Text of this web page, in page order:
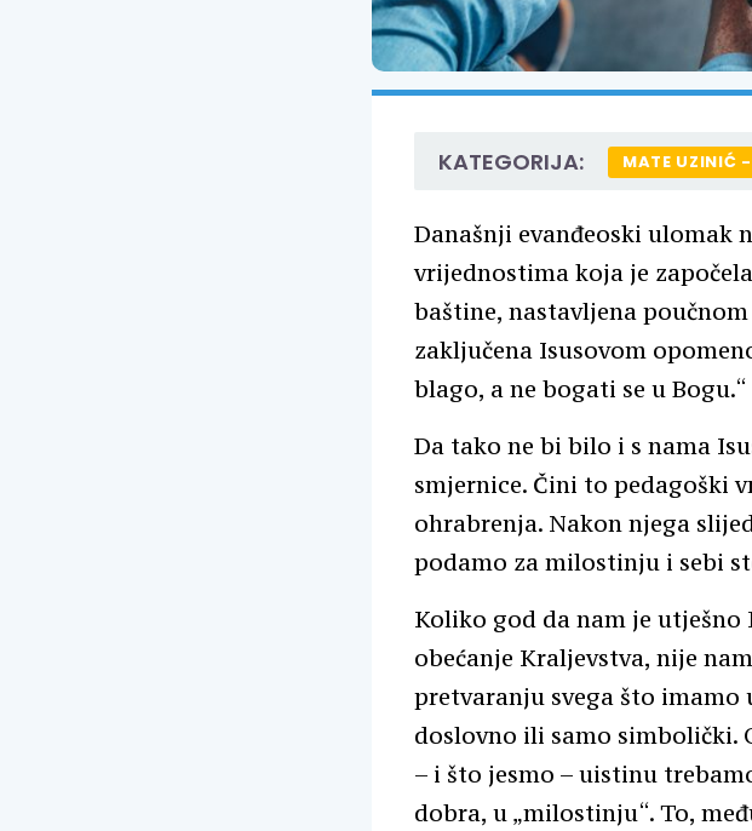
KATEGORIJA: MATE UZINIĆ
Današnji evanđeoski ulomak
vrijednostima koja je
baštine, nastavljena
zaključena Isusovom
blago, a ne bogati se u Bogu.“
Da tako ne bi bilo i s nama
smjernice. Čini to pedagoški
ohrabrenja. Nakon njega
podamo za milostinju i sebi
Koliko god da nam je utješno
obećanje Kraljevstva, nije
pretvaranju svega što
doslovno ili samo simbolički.
– i što jesmo – uistinu
dobra, u „milostinju“. To,